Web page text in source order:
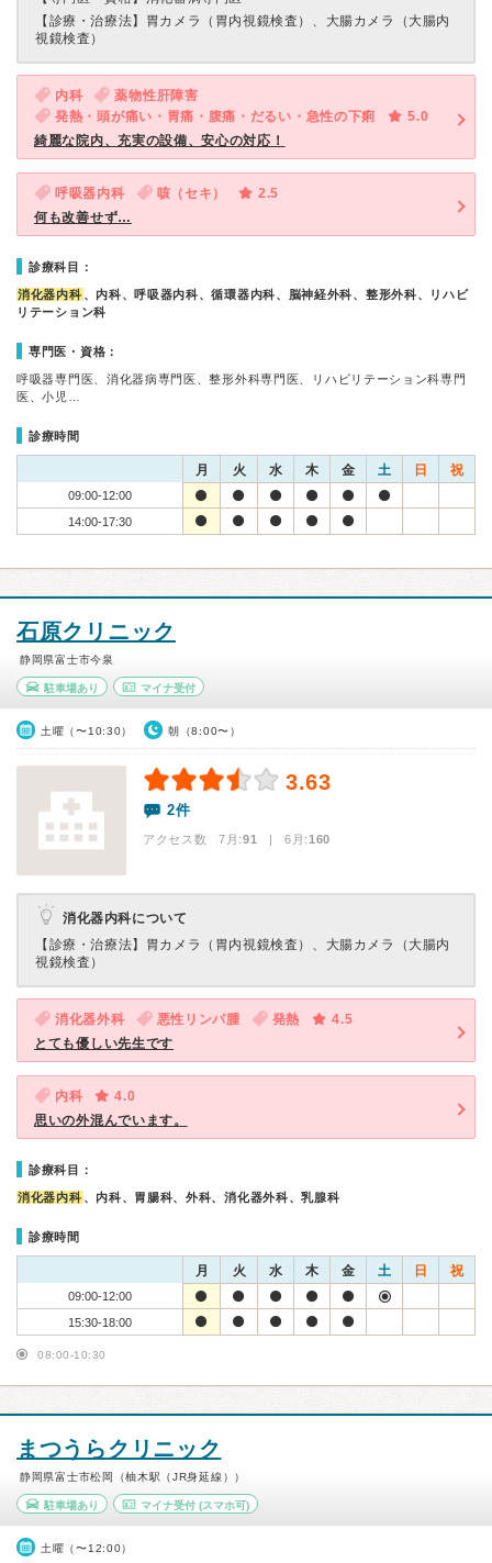
【診療・治療法】 胃カメラ（胃内視鏡検査）、大腸カメラ（大腸内
視鏡検査）
内科
薬物性肝障害
発熱・頭が痛い・胃痛・腹痛・だるい・急性の下痢
5.0
綺麗な院内、充実の設備、安心の対応！
呼吸器内科 咳（セキ）
2.5
何も改善せず…
診療科目：
消化器内科 、内科、呼吸器内科、循環器内科、脳神経外科、整形外科、リハビ
リテーション科
専門医・資格：
呼吸器専門医、消化器病専門医、整形外科専門医、リハビリテーション科専門
医、小児…
診療時間
月 火 水 木 金 土 日 祝
09:00-12:00
14:00-17:30
石原クリニック
静岡県富士市今泉
駐車場あり マイナ受付
土曜（〜10:30） 朝（8:00〜）
3.63
2件
アクセス数 7月:91 | 6月:160
消化器内科について
【診療・治療法】 胃カメラ（胃内視鏡検査）、大腸カメラ（大腸内
視鏡検査）
消化器外科 悪性リンパ腫 発熱
4.5
とても優しい先生です
内科
4.0
思いの外混んでいます。
診療科目：
消化器内科 、内科、胃腸科、外科、消化器外科、乳腺科
診療時間
月 火 水 木 金 土 日 祝
09:00-12:00
15:30-18:00
08:00-10:30
まつうらクリニック
静岡県富士市松岡（柚木駅（JR身延線））
駐車場あり マイナ受付(スマホ可)
土曜（〜12:00）